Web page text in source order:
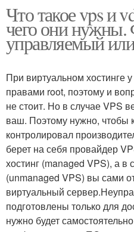
Что такое vps и
чего они нужны.
управляемый
При виртуальном хостинге
правами root, поэтому и
не стоит. Но в случае VPS
ваш. Поэтому нужно, чтобы
контролировал
берет на себя провайдер
хостинг (managed VPS), а в
(unmanaged VPS) вы сами
виртуальный
подготовлены только для
нужно будет